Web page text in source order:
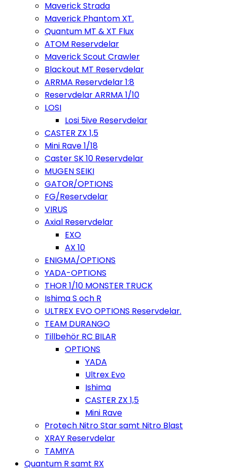
Maverick Strada
Maverick Phantom XT.
Quantum MT & XT Flux
ATOM Reservdelar
Maverick Scout Crawler
Blackout MT Reservdelar
ARRMA Reservdelar 1:8
Reservdelar ARRMA 1/10
LOSI
Losi 5ive Reservdelar
CASTER ZX 1,5
Mini Rave 1/18
Caster SK 10 Reservdelar
MUGEN SEIKI
GATOR/OPTIONS
FG/Reservdelar
VIRUS
Axial Reservdelar
EXO
AX 10
ENIGMA/OPTIONS
YADA-OPTIONS
THOR 1/10 MONSTER TRUCK
Ishima S och R
ULTREX EVO OPTIONS Reservdelar.
TEAM DURANGO
Tillbehör RC BILAR
OPTIONS
YADA
Ultrex Evo
Ishima
CASTER ZX 1,5
Mini Rave
Protech Nitro Star samt Nitro Blast
XRAY Reservdelar
TAMIYA
Quantum R samt RX